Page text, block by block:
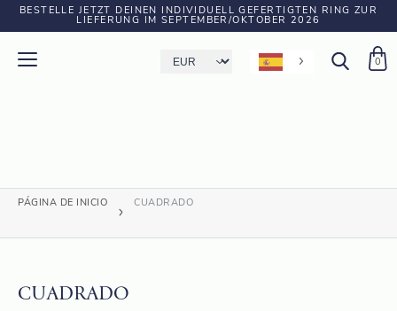
BESTELLE JETZT DEINEN INDIVIDUELL GEFERTIGTEN RING ZUR
LIEFERUNG IM SEPTEMBER/OKTOBER 2026
0
PÁGINA DE INICIO CUADRADO
CUADRADO